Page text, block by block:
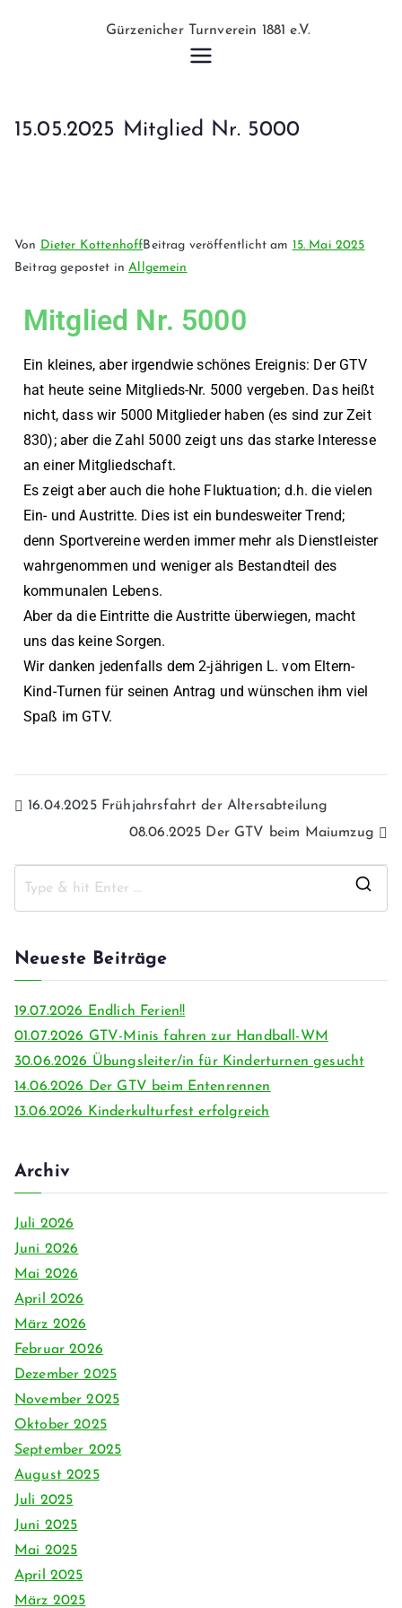
Gürzeniche
r
15.05.2025 Mitglied Nr. 5000
Von Dieter KottenhoffBeitrag veröffentlicht am 15. Mai 2025
Beitrag gepostet inAllgemein
Mitglied Nr. 5000
Ein kleines, aber irgendwie schönes Ereignis: Der GTV
hat heute seine Mitglieds-Nr. 5000 vergeben. Das heißt
nicht, dass wir 5000 Mitglieder haben (es sind zur Zeit
830); aber die Zahl 5000 zeigt uns das starke Interesse
an einer Mitgliedschaft.
Es zeigt aber auch die hohe Fluktuation; d.h. die vielen
Ein- und Austritte. Dies ist ein bundesweiter Trend;
denn Sportvereine werden immer mehr als Dienstleister
wahrgenommen und weniger als Bestandteil des
kommunalen Lebens.
Aber da die Eintritte die Austritte überwiegen, macht
uns das keine Sorgen.
Wir danken jedenfalls dem 2-jährigen L. vom Eltern-
Kind-Turnen für seinen Antrag und wünschen ihm viel
Spaß im GTV.
16.04.2025 Frühjahrsfahrt der Altersabteilung
08.06.2025 Der GTV beim Maiumzug
Neueste Beiträge
19.07.2026 Endlich Ferien!!
01.07.2026 GTV-Minis fahren zur Handball-WM
30.06.2026 Übungsleiter/in für Kinderturnen gesucht
14.06.2026 Der GTV beim Entenrennen
13.06.2026 Kinderkulturfest erfolgreich
Archiv
Juli 2026
Juni 2026
Mai 2026
April 2026
März 2026
Februar 2026
Dezember 2025
November 2025
Oktober 2025
September 2025
August 2025
Juli 2025
Juni 2025
Mai 2025
April 2025
März 2025